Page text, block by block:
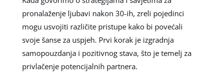
pronalaženje ljubavi nakon 30-ih, zreli pojedinci
mogu usvojiti različite pristupe kako bi povećali
svoje šanse za uspjeh. Prvi korak je izgradnja
samopouzdanja i pozitivnog stava, što je temelj za
privlačenje potencijalnih partnera.